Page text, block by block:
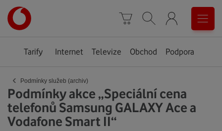
stránka
Košík
Vyhledávání
Menu
Tarify Internet Televize Obchod Podpora
‹ Podmínky služeb (archiv)
Podmínky akce „Speciální cena
telefonů Samsung GALAXY Ace a
Vodafone Smart II“